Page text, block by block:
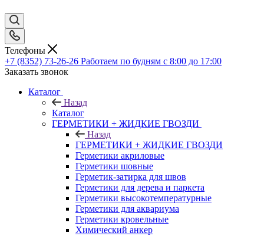
Телефоны
+7 (8352) 73-26-26 Работаем по будням с 8:00 до 17:00
Заказать звонок
Каталог
Назад
Каталог
ГЕРМЕТИКИ + ЖИДКИЕ ГВОЗДИ
Назад
ГЕРМЕТИКИ + ЖИДКИЕ ГВОЗДИ
Герметики акриловые
Герметики шовные
Герметик-затирка для швов
Герметики для дерева и паркета
Герметики высокотемпературные
Герметики для аквариума
Герметики кровельные
Химический анкер